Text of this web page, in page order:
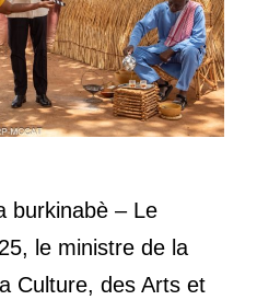
burkinabè – Le
le ministre de la
Culture, des Arts et